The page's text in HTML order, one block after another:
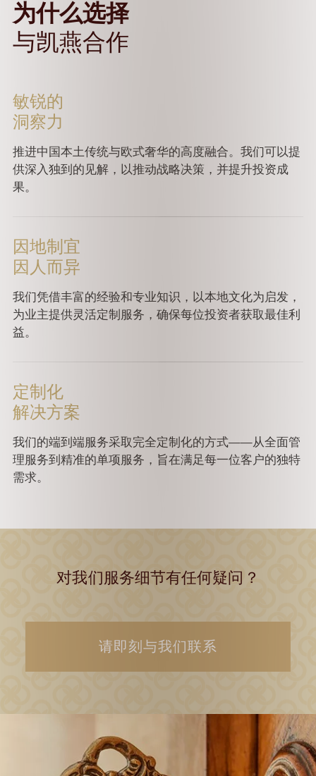
为什么选择
与凯燕合作
敏锐的
洞察力
推进中国本土传统与欧式奢华的高度融合。我们可以提
供深入独到的见解，以推动战略决策，并提升投资成
果。
因地制宜
因人而异
我们凭借丰富的经验和专业知识，以本地文化为启发，
为业主提供灵活定制服务，确保每位投资者获取最佳利
益。
定制化
解决方案
我们的端到端服务采取完全定制化的方式——从全面管
理服务到精准的单项服务，旨在满足每一位客户的独特
需求。
对我们服务细节有任何疑问？
请即刻与我们联系